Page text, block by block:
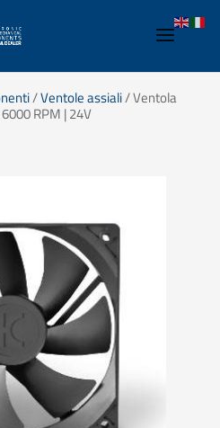
/Ventole assiali/ Ventola
RPM | 24V